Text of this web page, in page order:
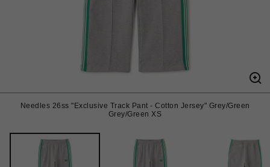
Needles 26ss "Exclusive Track Pant - Cotton Jersey" Grey/Green
Grey/Green XS